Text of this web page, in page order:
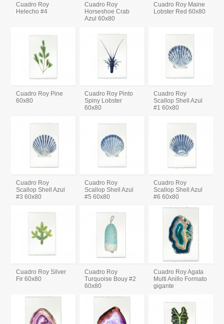
Cuadro Roy
Helecho #4
Cuadro Roy
Horseshoe Crab
Azul 60x80
Cuadro Roy Maine
Lobster Red 60x80
Cuadro Roy Pine
60x80
Cuadro Roy Pinto
Spiny Lobster
60x80
Cuadro Roy
Scallop Shell Azul
#1 60x80
Cuadro Roy
Scallop Shell Azul
#3 60x80
Cuadro Roy
Scallop Shell Azul
#5 60x80
Cuadro Roy
Scallop Shell Azul
#6 60x80
Cuadro Roy Silver
Fir 60x80
Cuadro Roy
Turquoise Bouy #2
60x80
Cuadro Roy Agata
Multi Anillo Formato
gigante